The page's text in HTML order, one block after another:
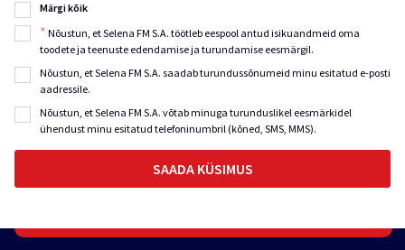
Märgi kõik
* Nõustun, et Selena FM S.A. töötleb eespool antud isikuandmeid oma
toodete ja teenuste edendamise ja turundamise eesmärgil.
Nõustun, et Selena FM S.A. saadab turundussõnumeid minu esitatud e-posti
aadressile.
Nõustun, et Selena FM S.A. võtab minuga turunduslikel eesmärkidel
ühendust minu esitatud telefoninumbril (kõned, SMS, MMS).